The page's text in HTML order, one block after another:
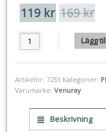
169krDet
119 kr
Det
är:
Knästöd L VenurayLägg
Artikelnr: 7233 Kategorier:
Varumärke: Venuray
Beskrivning